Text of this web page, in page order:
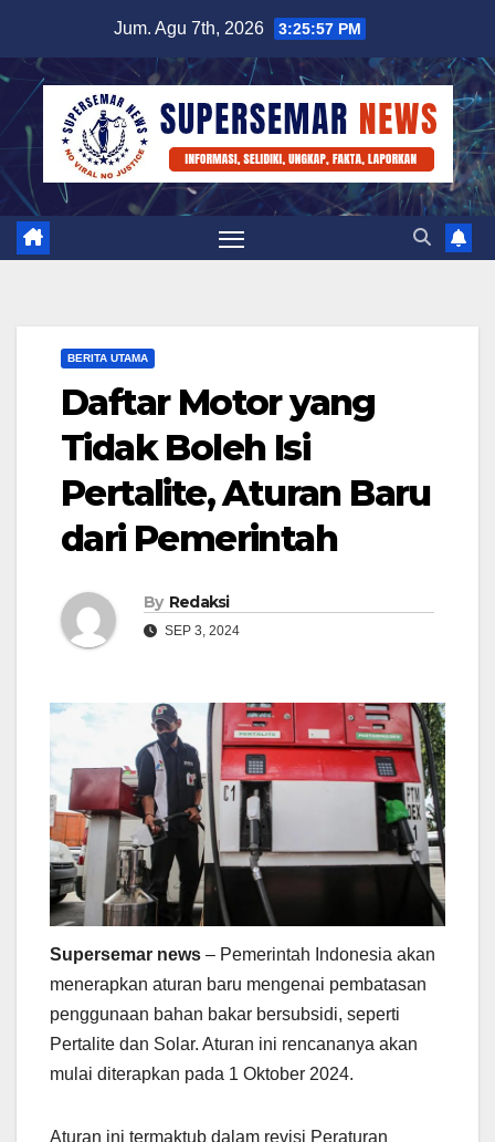
content
Jum. Agu 7th, 2026 3:25:58 PM
BERITA UTAMA
Daftar Motor yang
Tidak Boleh Isi
Pertalite, Aturan Baru
dari Pemerintah
By Redaksi
SEP 3, 2024
Supersemar news – Pemerintah Indonesia akan
menerapkan aturan baru mengenai pembatasan
penggunaan bahan bakar bersubsidi, seperti
Pertalite dan Solar. Aturan ini rencananya akan
mulai diterapkan pada 1 Oktober 2024.
Aturan ini termaktub dalam revisi Peraturan